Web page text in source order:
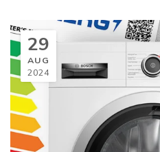
29
AUG
2024